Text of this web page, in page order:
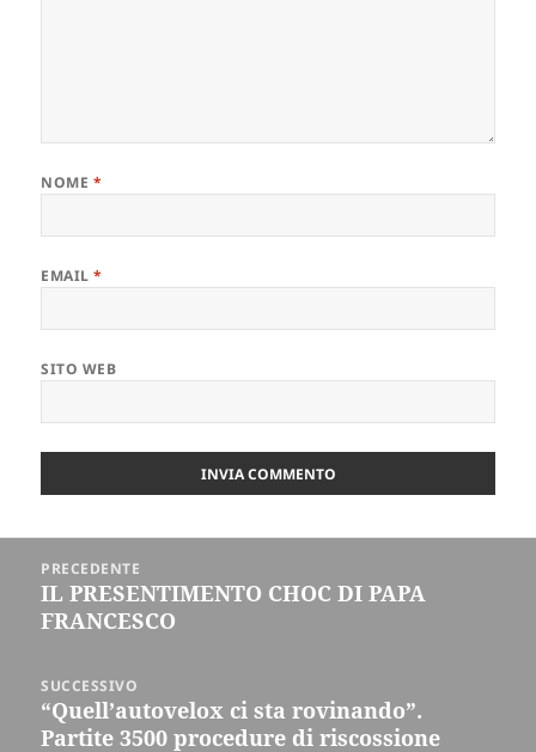
NOME *
EMAIL*
SITO WEB
articoliPRECEDENTE
Articolo
precedente:
IL PRESENTIMENTO CHOC DI PAPA
FRANCESCO
SUCCESSIVO
Articolo
successivo:
“Quell’autovelox ci sta rovinando”.
Partite 3500 procedure di riscossione